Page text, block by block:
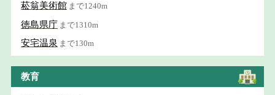
菘翁美術館 まで1240m
徳島県庁 まで1310m
安宅温泉 まで130m
教育